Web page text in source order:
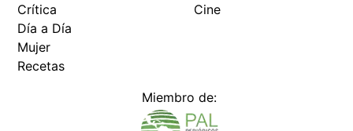
Crítica
Día a Día
Mujer
Recetas
Cine
Miembro de: